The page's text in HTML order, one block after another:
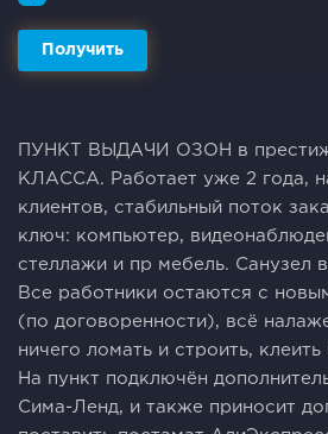
Получить
ПУНКТ ВЫДАЧИ ОЗОН в
КЛАССА. Работает уже 2 года,
клиентов, стабильный поток
ключ: компьютер,
стеллажи и пр мебель. Санузел
Все работники остаются с
(по договоренности), всё
ничего ломать и строить,
На пункт подключён
Сима-Ленд, и также приносит